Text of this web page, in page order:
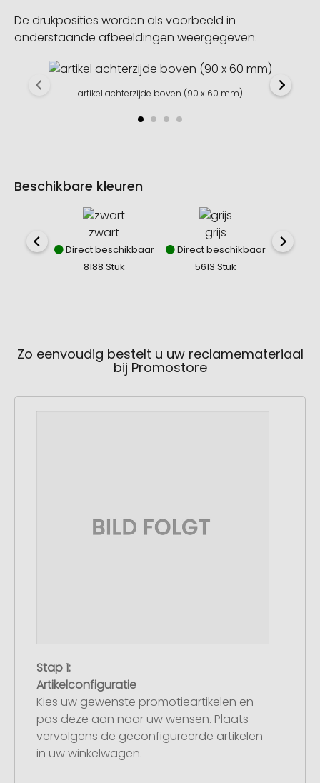
De drukposities worden als voorbeeld in
onderstaande afbeeldingen weergegeven.
artikel achterzijde boven (90 x 60 mm)
Beschikbare kleuren
zwart
Direct beschikbaar
8188 Stuk
grijs
Direct beschikbaar
5613 Stuk
Zo eenvoudig bestelt u uw reclamemateriaal
bij Promostore
Stap 1:
Artikelconfiguratie
Kies uw gewenste promotieartikelen en
pas deze aan naar uw wensen. Plaats
vervolgens de geconfigureerde artikelen
in uw winkelwagen.